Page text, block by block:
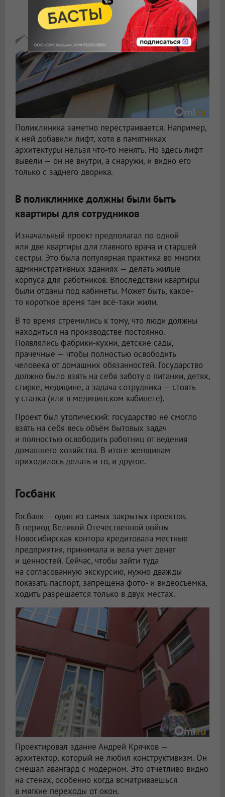
Поликлиника заметно перестраивается. Например,
к ней добавили лифт, хотя в памятниках
архитектуры нельзя что-то менять. Но здесь лифт
вывели — он не внутри, а снаружи, и видно его
только с заднего дворика.
В поликлинике должны были быть
квартиры для сотрудников
Изначальный проект предполагал по одной
или две квартиры для главного врача и старшей
сестры. Это была популярная практика во многих
административных зданиях — делать жилые
корпуса для работников. Впоследствии квартиры
были отданы под кабинеты. Может быть, какое-
то короткое время там всё-таки жили.
В то время стремились к тому, что люди должны
находиться на производстве постоянно.
Появлялись фабрики-кухни, детские сады,
прачечные — чтобы полностью освободить
человека от домашних обязанностей. Государство
должно было взять на себя заботу о питании, детях,
стирке, медицине, а задача сотрудника — стоять
у станка (или в медицинском кабинете).
Проект был утопический: государство не смогло
взять на себя весь объём бытовых задач
и полностью освободить работниц от ведения
домашнего хозяйства. В итоге женщинам
приходилось делать и то, и другое.
Госбанк
Госбанк — один из самых закрытых проектов.
В период Великой Отечественной войны
Новосибирская контора кредитовала местные
предприятия, принимала и вела учет денег
и ценностей. Сейчас, чтобы зайти туда
на согласованную экскурсию, нужно дважды
показать паспорт, запрещена фото- и видеосъёмка,
ходить разрешается только в двух местах.
Проектировал здание Андрей Крячков —
архитектор, который не любил конструктивизм. Он
смешал авангард с модерном. Это отчётливо видно
на стенах, особенно когда всматриваешься
в мягкие переходы от окон.